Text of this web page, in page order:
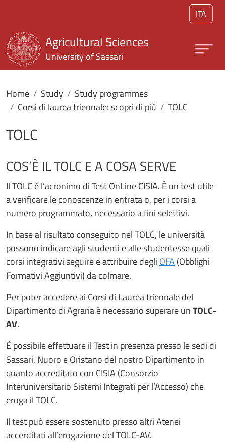
ITA
Agricultural Sciences
University of Sassari
Home Study
Study programmes
Corsi di laurea triennale: scopri di più
TOLC
TOLC
COS’È IL TOLC E A COSA SERVE
Il TOLC è l’acronimo di Test OnLine CISIA. È un test utile
a verificare le conoscenze in entrata o, per i corsi a
numero programmato, necessario a fini selettivi.
In base al risultato conseguito nel TOLC, le università
possono indicare agli studenti e alle studentesse quali
corsi integrativi seguire e attribuire degli OFA(Obblighi
Formativi Aggiuntivi) da colmare.
Per poter accedere ai Corsi di Laurea triennale del
Dipartimento di Agraria è necessario superare unTOLC-
AV.
È possibile effettuare il Test in presenza presso le sedi di
Sassari, Nuoro e Oristano del nostro Dipartimento in
quanto accreditato con CISIA (Consorzio
Interuniversitario Sistemi Integrati per l’Accesso) che
eroga il TOLC.
Il test può essere sostenuto presso altri Atenei
accerditati all’erogazione del TOLC-AV.